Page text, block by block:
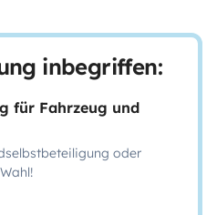
inbegriffen:
für Fahrzeug und
oder